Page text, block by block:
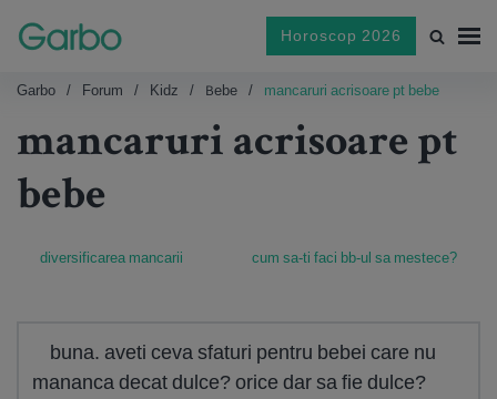
Horoscop 2026
Garbo Forum Kidz Bebe mancaruri acrisoare pt bebe
mancaruri acrisoare pt
bebe
diversificarea mancarii cum sa-ti faci bb-ul sa mestece?
buna. aveti ceva sfaturi pentru bebei care nu
mananca decat dulce? orice dar sa fie dulce?